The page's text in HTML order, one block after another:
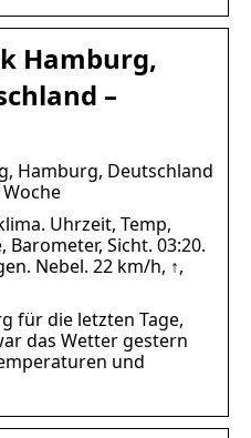
Hamburg,
–
Hamburg, Deutschland
Uhrzeit, Temp,
Sicht. 03:20.
Nebel. 22 km/h, ↑,
für die letzten Tage,
das Wetter gestern
und